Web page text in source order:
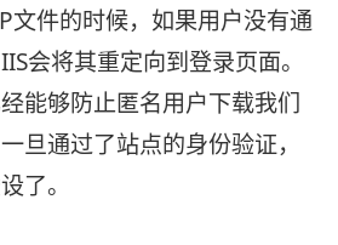
文件的时候，如果用户没有通
会将其重定向到登录页面。
能够防止匿名用户下载我们
旦通过了站点的身份验证，
了。